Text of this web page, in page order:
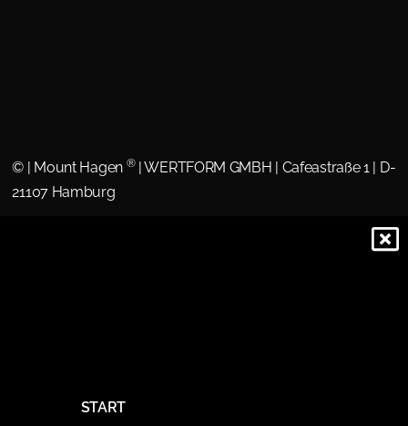
© | Mount Hagen ®| WERTFORM GMBH | Cafeastraße 1 | D-
21107 Hamburg
START